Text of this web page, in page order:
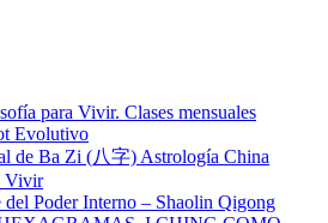
para Vivir. Clases mensuales
Evolutivo
de Ba Zi (八字) Astrología China
Vivir
Poder Interno – Shaolin Qigong